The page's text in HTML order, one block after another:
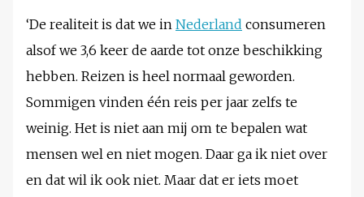
‘De realiteit is dat we in Nederland consumeren
alsof we 3,6 keer de aarde tot onze beschikking
hebben. Reizen is heel normaal geworden.
Sommigen vinden één reis per jaar zelfs te
weinig. Het is niet aan mij om te bepalen wat
mensen wel en niet mogen. Daar ga ik niet over
en dat wil ik ook niet. Maar dat er iets moet